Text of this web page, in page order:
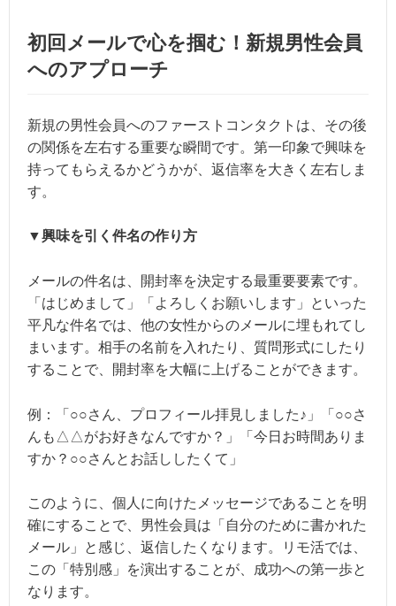
初回メールで心を掴む！新規男性会員
へのアプローチ
新規の男性会員へのファーストコンタクトは、その後
の関係を左右する重要な瞬間です。第一印象で興味を
持ってもらえるかどうかが、返信率を大きく左右しま
す。
▼興味を引く件名の作り方
メールの件名は、開封率を決定する最重要要素です。
「はじめまして」「よろしくお願いします」といった
平凡な件名では、他の女性からのメールに埋もれてし
まいます。相手の名前を入れたり、質問形式にしたり
することで、開封率を大幅に上げることができます。
例：「○○さん、プロフィール拝見しました♪」「○○さ
んも△△がお好きなんですか？」「今日お時間ありま
すか？○○さんとお話ししたくて」
このように、個人に向けたメッセージであることを明
確にすることで、男性会員は「自分のために書かれた
メール」と感じ、返信したくなります。リモ活では、
この「特別感」を演出することが、成功への第一歩と
なります。